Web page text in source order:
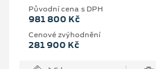
Původní cena s DPH
981 800 Kč
Cenové zvýhodnění
281 900 Kč